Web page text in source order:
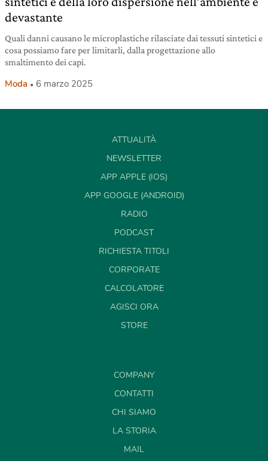
devastante
Quali danni causano le microplastiche rilasciate dai tessuti sintetici e
cosa possiamo fare per limitarli, dalla progettazione allo
smaltimento dei capi.
Moda 6 marzo 2025
ATTUALITÀ
NEWSLETTER
APP APPLE (IOS)
APP GOOGLE (ANDROID)
RADIO
PODCAST
RICHIESTA TITOLI
CORPORATE
CALCOLATORE
AGISCI ORA
STORE
COMPANY
CONTATTI
CHI SIAMO
LA STORIA
MAIL